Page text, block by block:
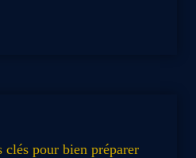
clés pour bien préparer